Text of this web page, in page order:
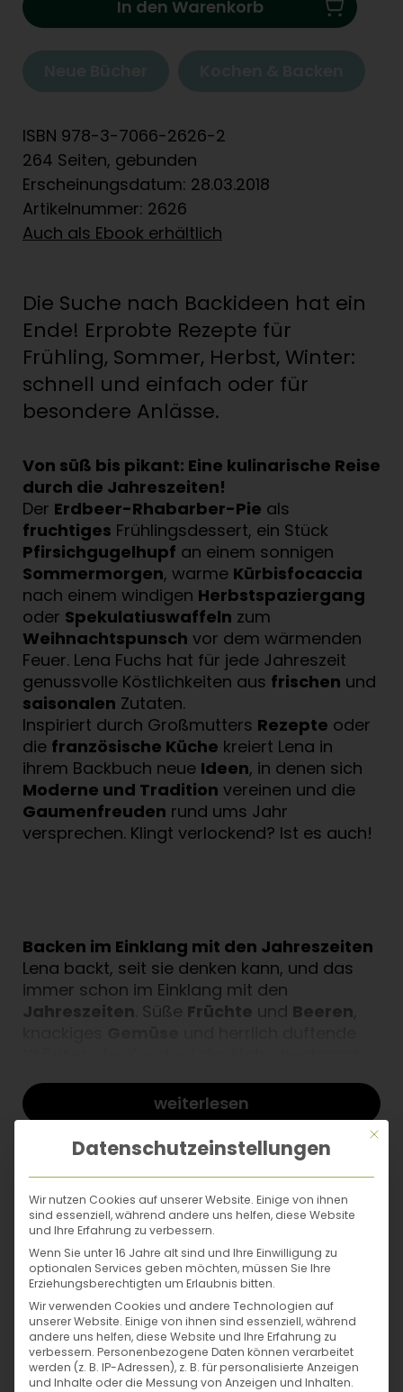
In den Warenkorb
ISBN 978-3-7066-2626-2
264 Seiten, gebunden
Erscheinungsdatum: 28.03.2018
Artikelnummer: 2626
Auch als Ebook erhältlich
Die Suche nach Backideen hat ein
Ende! Erprobte Rezepte für
Frühling, Sommer, Herbst, Winter:
schnell und einfach oder für
besondere Anlässe.
Von süß bis pikant: Eine kulinarische Reise
durch die Jahreszeiten!
Der Erdbeer-Rhabarber-Pie als
fruchtiges Frühlingsdessert, ein Stück
Pfirsichgugelhupf an einem sonnigen
Sommermorgen, warme Kürbisfocaccia
nach einem windigen Herbstspaziergang
oder Spekulatiuswaffeln zum
Weihnachtspunsch vor dem wärmenden
Feuer. Lena Fuchs hat für jede Jahreszeit
genussvolle Köstlichkeiten aus frischen und
saisonalen Zutaten.
Inspiriert durch Großmutters Rezepte oder
die französische Küche kreiert Lena in
ihrem Backbuch neue Ideen, in denen sich
Moderne und Tradition vereinen und die
Gaumenfreuden rund ums Jahr
versprechen. Klingt verlockend? Ist es auch!
Backen im Einklang mit den Jahreszeiten
Lena backt, seit sie denken kann, und das
immer schon im Einklang mit den
Jahreszeiten . Süße Früchte und Beeren
Zutaten
sind nicht nur unschlagbar
schmackhaftundgünstig, mit ihren
unterschiedlichen Farben undAromen
sorgen sie ganz selbstverständlich für
genussvolle Abwechslung. Kostproben
gefällig?
-über100 zauberhafte Rezeptezum
Wohlfühlen und Genießen
- Backen für die Seele: mit duftendfrischem
Obst, Gemüse und Kräuternder Saison
-erntereife Zutatengleich in köstliche
Backwerke verwandeln
weiterlesen
Mit
Datenschutzeinstellungen
Wir nutzen Cookies auf unserer Website. Einige von ihnen
sind essenziell, während andere uns helfen, diese Website
und Ihre Erfahrung zu verbessern.
Wenn Sie unter 16 Jahre alt sind und Ihre Einwilligung zu
optionalen Services geben möchten, müssen Sie Ihre
Erziehungsberechtigten um Erlaubnis bitten.
Wir verwenden Cookies und andere Technologien auf
unserer Website. Einige von ihnen sind essenziell, während
andere uns helfen, diese Website und Ihre Erfahrung zu
verbessern. Personenbezogene Daten können verarbeitet
werden (z. B. IP-Adressen), z. B. für personalisierte Anzeigen
und Inhalte oder die Messung von Anzeigen und Inhalten.